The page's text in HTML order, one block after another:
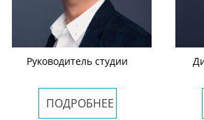
Руководитель студии
ПОДРОБНЕЕ